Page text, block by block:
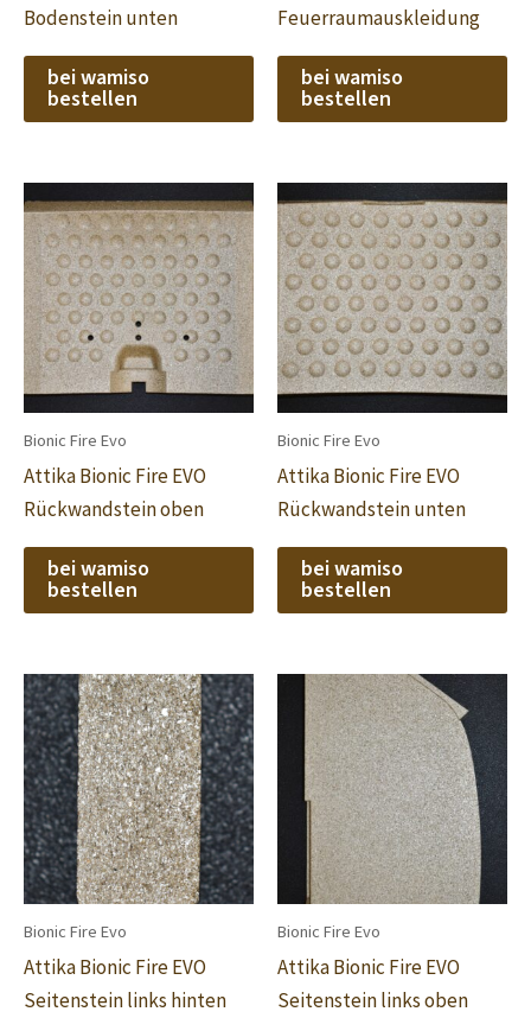
Bodenstein unten
bei wamiso
bestellen
Feuerraumauskleidung
bei wamiso
bestellen
Bionic Fire Evo
Attika Bionic Fire EVO
Rückwandstein oben
bei wamiso
bestellen
Bionic Fire Evo
Attika Bionic Fire EVO
Rückwandstein unten
bei wamiso
bestellen
Bionic Fire Evo
Attika Bionic Fire EVO
Seitenstein links hinten
Bionic Fire Evo
Attika Bionic Fire EVO
Seitenstein links oben